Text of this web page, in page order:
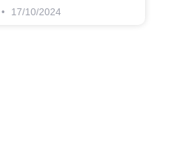
17/10/2024